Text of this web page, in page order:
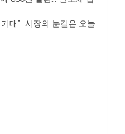
대”…시장의 눈길은 오늘